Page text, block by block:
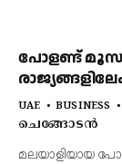
പോളണ്ട്
UAE BUSINESS
ചെങ്ങോടൻ
മലയാളിയായ